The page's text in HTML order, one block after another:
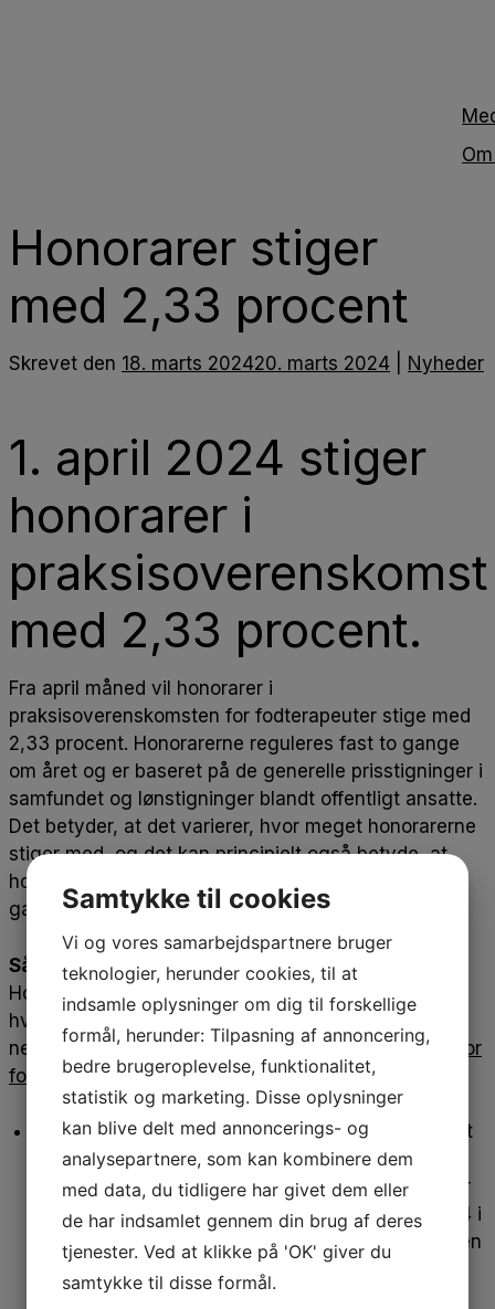
Honorarer stiger
med 2,33 procent
Skrevet den 18. marts 202420. marts 2024 Nyheder
1. april 2024 stiger
honorarer i
praksisoverenskomst
med 2,33 procent.
Fra april måned vil honorarer i
praksisoverenskomsten for fodterapeuter stige med
2,33 procent. Honorarerne reguleres fast to gange
om året og er baseret på de generelle prisstigninger i
samfundet og lønstigninger blandt offentligt ansatte.
Det betyder, at det varierer, hvor meget honorarerne
stiger med, og det kan principielt også betyde, at
honorarerne falder. Men det er kun sket en enkelt
gang i nyere tid.
Sådan udregnes honorarerne
Honorarerne beregnes op til 1. april og 1. oktober,
hvor de baseres på en omkostningsandel og en
nettoandel. Begge andele er aftaltioverenskomst for
fodterapi:
Omkostningsandel:Her ser man på, hvor meget
priserne generelt er steget i samfundet. Når man
skal beregne honorarerne for 1. april 2024, kigger
man på prisstigninger fra juli 2023 til januar 2024 i
nettoprisindekset. Omkostningsandelen står for en
tredjedel af, hvor meget honorarerne skal
reguleres med – hvilket svarer til 34 procent. Det
Samtykke til cookies
Vi og vores samarbejdspartnere bruger
teknologier, herunder cookies, til at
indsamle oplysninger om dig til forskellige
formål, herunder: Tilpasning af annoncering,
bedre brugeroplevelse, funktionalitet,
statistik og marketing. Disse oplysninger
kan blive delt med annoncerings- og
analysepartnere, som kan kombinere dem
med data, du tidligere har givet dem eller
de har indsamlet gennem din brug af deres
tjenester. Ved at klikke på 'OK' giver du
samtykke til disse formål.